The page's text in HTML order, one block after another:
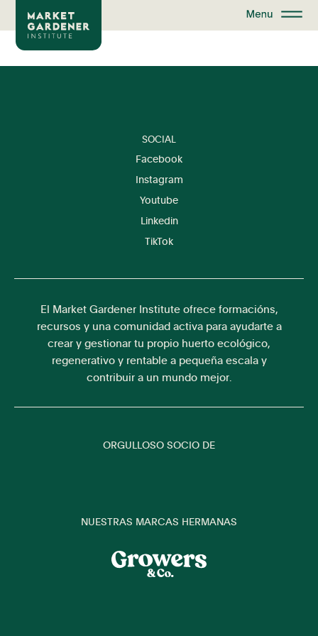
SOCIAL
Facebook
Instagram
Youtube
Linkedin
TikTok
El Market Gardener Institute ofrece formacións,
recursos y una comunidad activa para ayudarte a
crear y gestionar tu propio huerto ecológico,
regenerativo y rentable a pequeña escala y
contribuir a un mundo mejor.
ORGULLOSO SOCIO DE
NUESTRAS MARCAS HERMANAS